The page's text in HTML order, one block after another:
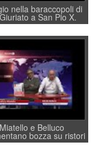
nella baraccopoli di
a San Pio X.
ai Vicentini: “faremo
regalo di Natale ai
residenti”
Miatello e Belluco
bozza su ristori
e Veneto Banca